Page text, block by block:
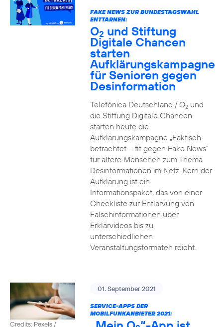
FAKE NEWS ZUR BUNDESTAGSWAHL
ENTTARNEN:
O2 und Stiftung
Digitale Chancen
starten
Aufklärungskampagne
für Senioren gegen
Desinformation
Telefónica Deutschland / O2und
die Stiftung Digitale Chancen
starten heute die
Aufklärungskampagne „Faktisch
betrachtet – fit gegen Fake News“
für ältere Menschen zum Thema
Desinformationen im Netz. Kern der
Aufklärung ist ein
Informationspaket, das von einer
Checkliste zur Entlarvung von
Falschinformationen über
Erklärvideos bis zu
unterschiedlichen
Veranstaltungsformaten reicht.
Credits: Pexels /
01. September 2021
SERVICE-APPS DER
MOBILFUNKANBIETER 2021: